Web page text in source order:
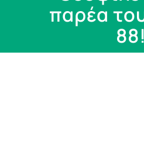
παρέα
88!